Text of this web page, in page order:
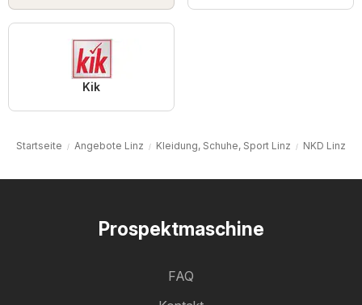
Kik
Startseite Angebote Linz Kleidung, Schuhe, Sport Linz NKD Linz
Prospektmaschine
FAQ